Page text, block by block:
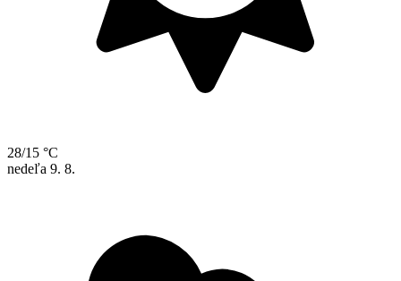
28/15 °C
nedeľa 9. 8.